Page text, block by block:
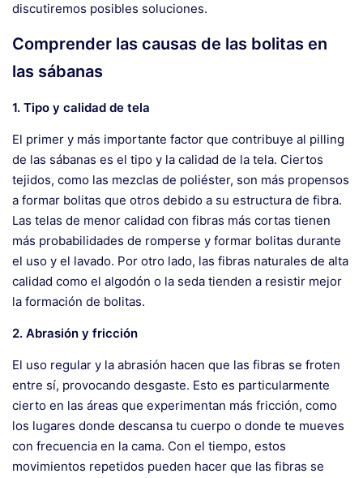
discutiremos posibles soluciones.
Comprender las causas de las bolitas en
las sábanas
1. Tipo y calidad de tela
El primer y más importante factor que contribuye al pilling
de las sábanas es el tipo y la calidad de la tela. Ciertos
tejidos, como las mezclas de poliéster, son más propensos
a formar bolitas que otros debido a su estructura de fibra.
Las telas de menor calidad con fibras más cortas tienen
más probabilidades de romperse y formar bolitas durante
el uso y el lavado. Por otro lado, las fibras naturales de alta
calidad como el algodón o la seda tienden a resistir mejor
la formación de bolitas.
2. Abrasión y fricción
El uso regular y la abrasión hacen que las fibras se froten
entre sí, provocando desgaste. Esto es particularmente
cierto en las áreas que experimentan más fricción, como
los lugares donde descansa tu cuerpo o donde te mueves
con frecuencia en la cama. Con el tiempo, estos
movimientos repetidos pueden hacer que las fibras se